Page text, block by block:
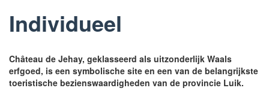
Individueel
Château de Jehay, geklasseerd als uitzonderlijk Waals
erfgoed, is een symbolische site en een van de belangrijkste
toeristische bezienswaardigheden van de provincie Luik.